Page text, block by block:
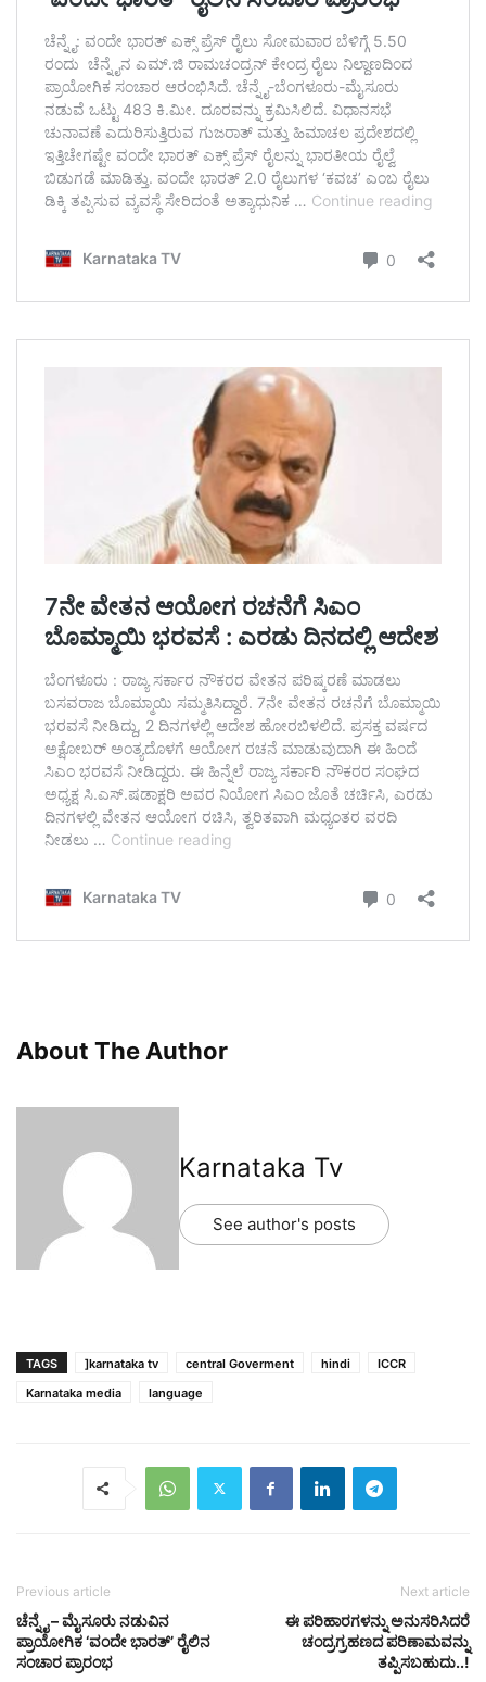
About The Author
Karnataka Tv
See author's posts
TAGS ]karnataka tv central Goverment hindi
ICCR
Karnataka media
language
Previous article
ಚೆನ್ನೈ – ಮೈಸೂರು ನಡುವಿನ
ಪ್ರಾಯೋಗಿಕ ‘ವಂದೇ ಭಾರತ್’ ರೈಲಿನ
ಸಂಚಾರ ಪ್ರಾರಂಭ
Next article
ಈ ಪರಿಹಾರಗಳನ್ನು ಅನುಸರಿಸಿದರೆ
ಚಂದ್ರಗ್ರಹಣದ ಪರಿಣಾಮವನ್ನು
ತಪ್ಪಿಸಬಹುದು..!